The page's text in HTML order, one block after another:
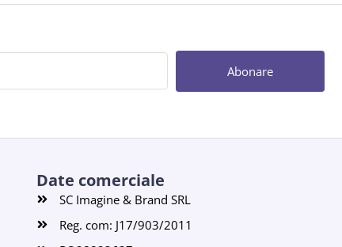
Abonare
Date comerciale
SC Imagine & Brand SRL
Reg. com: J17/903/2011